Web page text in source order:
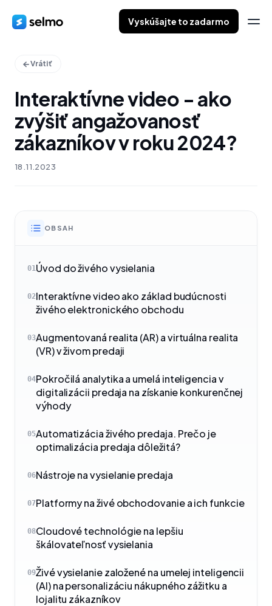
Vyskúšajte to zadarmo
Vrátiť
Interaktívne video - ako
zvýšiť angažovanosť
zákazníkov v roku 2024?
18.11.2023
OBSAH
01Úvod do živého vysielania
02Interaktívne video ako základ budúcnosti
živého elektronického obchodu
03Augmentovaná realita (AR) a virtuálna realita
(VR) v živom predaji
04Pokročilá analytika a umelá inteligencia v
digitalizácii predaja na získanie konkurenčnej
výhody
05Automatizácia živého predaja. Prečo je
optimalizácia predaja dôležitá?
06Nástroje na vysielanie predaja
07Platformy na živé obchodovanie a ich funkcie
08Cloudové technológie na lepšiu
škálovateľnosť vysielania
09Živé vysielanie založené na umelej inteligencii
(AI) na personalizáciu nákupného zážitku a
lojalitu zákazníkov